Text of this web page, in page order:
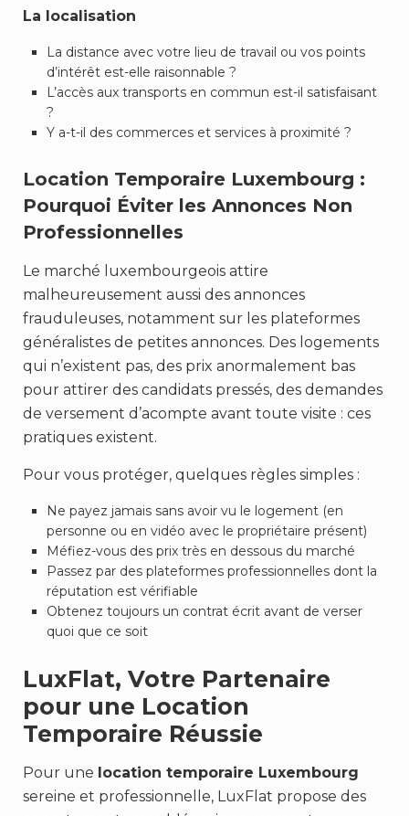
La localisation
La distance avec votre lieu de travail ou vos points
d’intérêt est-elle raisonnable ?
L’accès aux transports en commun est-il satisfaisant
?
Y a-t-il des commerces et services à proximité ?
Location Temporaire Luxembourg :
Pourquoi Éviter les Annonces Non
Professionnelles
Le marché luxembourgeois attire
malheureusement aussi des annonces
frauduleuses, notamment sur les plateformes
généralistes de petites annonces. Des logements
qui n’existent pas, des prix anormalement bas
pour attirer des candidats pressés, des demandes
de versement d’acompte avant toute visite : ces
pratiques existent.
Pour vous protéger, quelques règles simples :
Ne payez jamais sans avoir vu le logement (en
personne ou en vidéo avec le propriétaire présent)
Méfiez-vous des prix très en dessous du marché
Passez par des plateformes professionnelles dont la
réputation est vérifiable
Obtenez toujours un contrat écrit avant de verser
quoi que ce soit
LuxFlat, Votre Partenaire
pour une Location
Temporaire Réussie
Pour une location temporaire Luxembourg
sereine et professionnelle, LuxFlat propose des